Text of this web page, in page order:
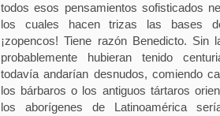
todos esos pensamientos sofisticados
los cuales hacen trizas las bases
¡zopencos! Tiene razón Benedicto. Sin
probablemente hubieran tenido
todavía andarían desnudos, comiendo
los bárbaros o los antiguos tártaros
los aborígenes de Latinoamérica